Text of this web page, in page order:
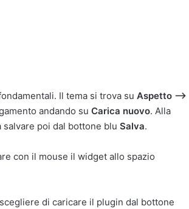
Il tema si trova su Aspetto —>
andando su Carica nuovo. Alla
poi dal bottone blu Salva.
con il mouse il widget allo spazio
di caricare il plugin dal bottone